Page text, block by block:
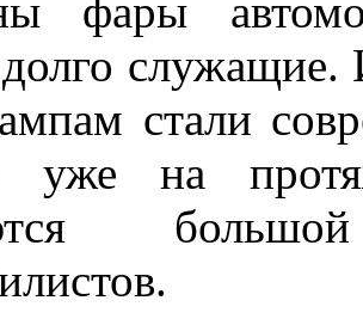
фары
служащие.
стали
уже на